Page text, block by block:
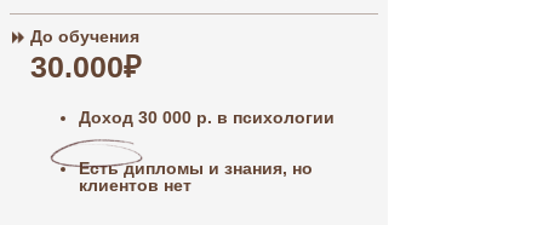
До обучения
30.000₽
Доход 30 000 р. в психологии
Есть дипломы и знания, но
клиентов нет